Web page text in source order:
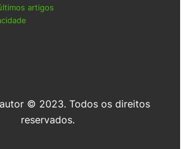
artigos
© 2023. Todos os direitos
reservados.